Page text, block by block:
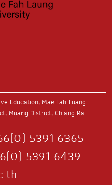
Education, Mae Fah Luang
Muang District, Chiang Rai
5391 6365
5391 6439